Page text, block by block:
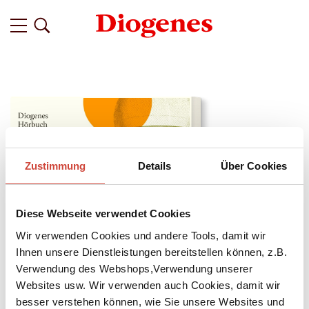
Zustimmung Details Über Cookies
Diese Webseite verwendet Cookies
Wir verwenden Cookies und andere Tools, damit wir
Ihnen unsere Dienstleistungen bereitstellen können, z.B.
Verwendung des Webshops,Verwendung unserer
Websites usw. Wir verwenden auch Cookies, damit wir
besser verstehen können, wie Sie unsere Websites und
Download Bilddatei ↘